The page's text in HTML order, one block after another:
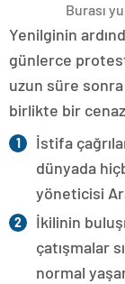
Burası
Yenilginin
günlerce
uzun süre
birlikte bir
İstifa
dünyada
yöneticisi
İkilinin
çatışmalar
normal